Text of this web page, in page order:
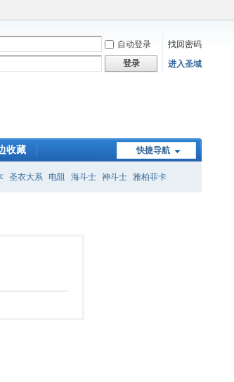
自动登录
找回密码
登录 进入圣域
快捷导航
收藏
圣衣大系 电阻 海斗士 神斗士 雅柏菲卡